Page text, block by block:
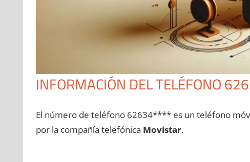
INFORMACIÓN DEL TELÉFONO
El número dе teléfono 62634**** es un teléfono
pοr la compañía telefónica Movistar.